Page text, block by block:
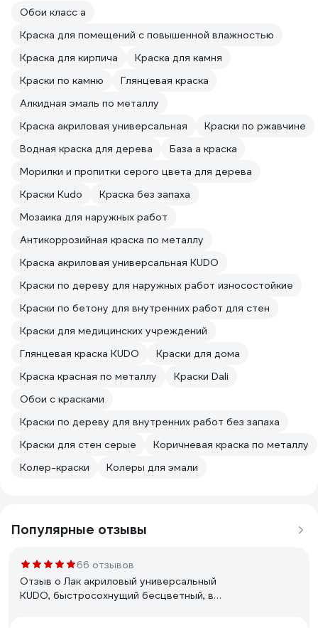
Обои класс а
Краска для помещений с повышенной влажностью
Краска для кирпича
Краска для камня
Краски по камню
Глянцевая краска
Алкидная эмаль по металлу
Краска акриловая универсальная
Краски по ржавчине
Водная краска для дерева
База а краска
Морилки и пропитки серого цвета для дерева
Краски Kudo
Краска без запаха
Мозаика для наружных работ
Антикоррозийная краска по металлу
Краска акриловая универсальная KUDO
Краски по дереву для наружных работ износостойкие
Краски по бетону для внутренних работ для стен
Краски для медицинских учреждений
Глянцевая краска KUDO
Краски для дома
Краска красная по металлу
Краски Dali
Обои с красками
Краски по дереву для внутренних работ без запаха
Краски для стен серые
Коричневая краска по металлу
Колер-краски
Колеры для эмали
Популярные отзывы
66 отзывов
Отзыв о Лак акриловый универсальный
KUDO, быстросохнущий бесцветный, в